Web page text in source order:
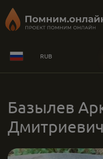
RUB
Базылев
Дмитриевич